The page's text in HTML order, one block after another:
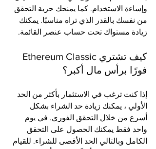
وإساءة الاستخدام. كما يمنحك حرية التحقق
من نفسك بالقدر الذي تراه مناسبًا. يمكنك
زيادة مستواك تحت حساب عنصر القائمة.
فورًا برأس مال أكبر؟
إذا كنت ترغب في الاستثمار بأكثر من الحد
الأولي ، يمكنك زيادة حد الشراء بشكل
أسرع من خلال التحقق الفوري. في يوم
واحد فقط يمكنك الحصول على التحقق
الكامل وبالتالي الحد الأقصى للشراء. للقيام